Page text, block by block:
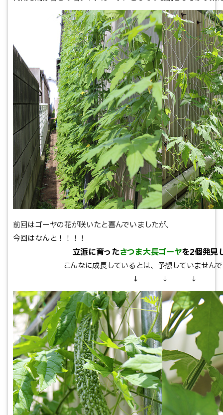
前回はゴーヤの花が咲いたと喜んでいましたが、
今回はなんと！！！！
立派に育ったさつま大長ゴーヤを2個発見
こんなに成長しているとは、予想していません
↓ ↓ ↓